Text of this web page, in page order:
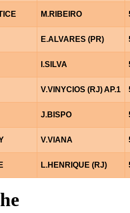
M.RIBEIRO
E.ALVARES (PR)
I.SILVA
V.VINYCIOS (RJ) AP.1
J.BISPO
V.VIANA
L.HENRIQUE (RJ)